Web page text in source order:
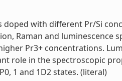
doped with different Pr/Si
Raman and
Pr3+ concentrations.
role in the spectroscopic
1 and 1D2 states. (literal)